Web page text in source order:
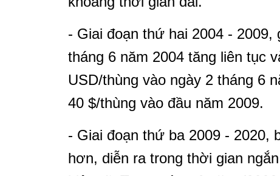
- Giai đoạn thứ hai 2004 -
tháng 6 năm 2004 tăng liên tục
USD/thùng vào ngày 2 tháng 6
40 $/thùng vào đầu năm 2009.
- Giai đoạn thứ ba 2009 - 2020,
hơn, diễn ra trong thời gian